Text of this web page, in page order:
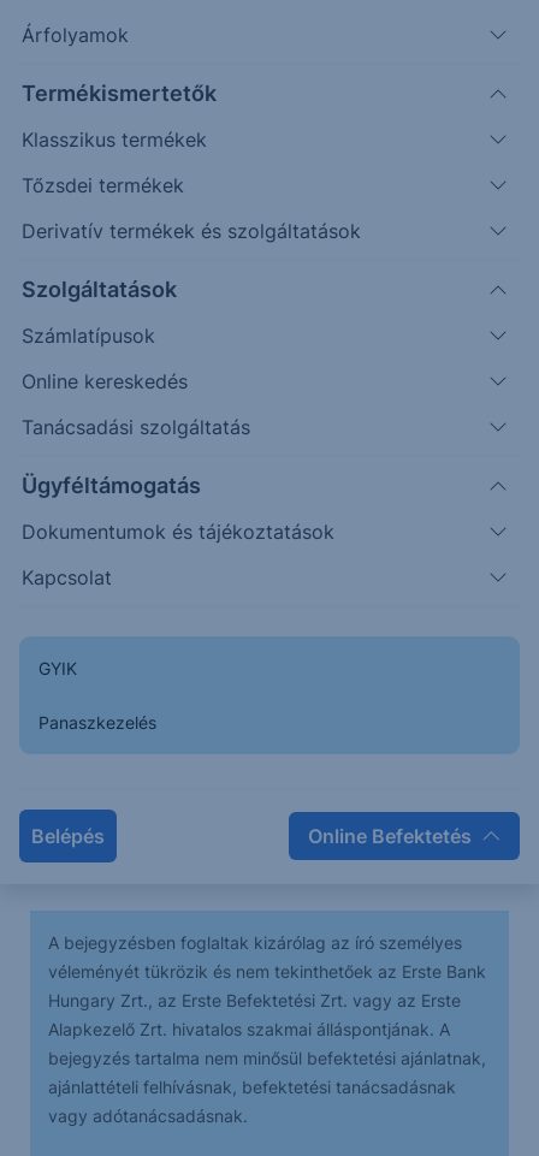
Árfolyamok
Termékismertetők
Klasszikus termékek
Tőzsdei termékek
Derivatív termékek és szolgáltatások
Szolgáltatások
Számlatípusok
Online kereskedés
Tanácsadási szolgáltatás
Ügyféltámogatás
Dokumentumok és tájékoztatások
Kapcsolat
GYIK
Panaszkezelés
Belépés Online Befektetés
forinterősödés indult az év utolsó kereskedési
napjaiban.
Napos
388,20
mely elérte a célárát, majd ismét északi irányú
fordulat következett be.
elsődleges célár 399,70, a másodlagos a korábbi
konfiguráció célára 402.
A bejegyzésben foglaltak kizárólag az író személyes
véleményét tükrözik és nem tekinthetőek az Erste Bank
Hungary Zrt., az Erste Befektetési Zrt. vagy az Erste
Alapkezelő Zrt. hivatalos szakmai álláspontjának. A
bejegyzés tartalma nem minősül befektetési ajánlatnak,
ajánlattételi felhívásnak, befektetési tanácsadásnak
vagy adótanácsadásnak.